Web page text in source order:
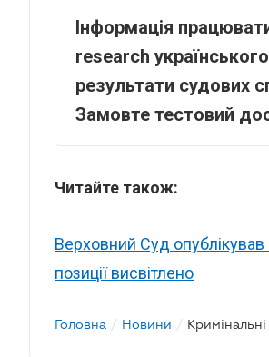
Інформація
research
результати судових
Замовте тестовий
Читайте також:
Верховний Суд
позиції висвітлено
Головна / Новини /